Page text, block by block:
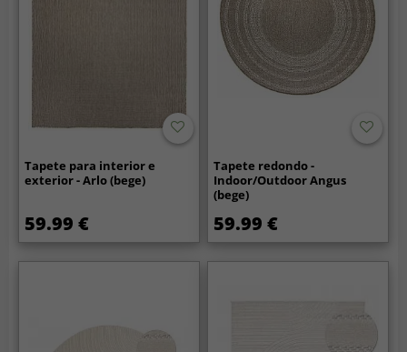
Tapete para interior e
exterior - Arlo (bege)
59.99 €
Tapete redondo -
Indoor/Outdoor Angus
(bege)
59.99 €